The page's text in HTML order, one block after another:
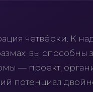
четвёрки. К
вы способны
— проект,
потенциал